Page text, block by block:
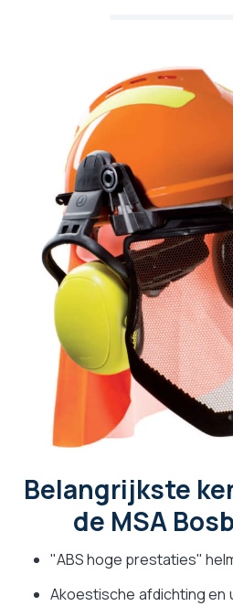
Belangrijkste
de MSA
"ABS hoge prestaties"
Akoestische afdichting en